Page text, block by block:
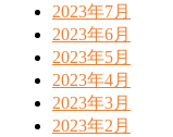
2023年7月
2023年6月
2023年5月
2023年4月
2023年3月
2023年2月